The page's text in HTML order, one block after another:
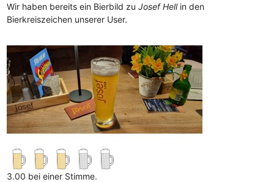
Wir haben bereits ein Bierbild zu Josef Hellin den
Bierkreiszeichen unserer User.
3.00 bei einer Stimme.